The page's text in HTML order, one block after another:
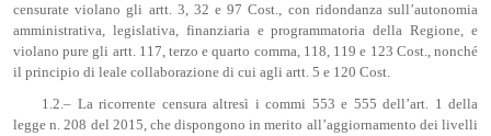
censurate violano gli artt. 3, 32 e 97 Cost., con ridondanza sull’autonomia
amministrativa, legislativa, finanziaria e programmatoria della Regione, e
violano pure gli artt. 117, terzo e quarto comma, 118, 119 e 123 Cost., nonché
il principio di leale collaborazione di cui agli artt. 5 e 120 Cost.
1.2.– La ricorrente censura altresì i commi 553 e 555 dell’art. 1 della
legge n. 208 del 2015, che dispongono in merito all’aggiornamento dei livelli